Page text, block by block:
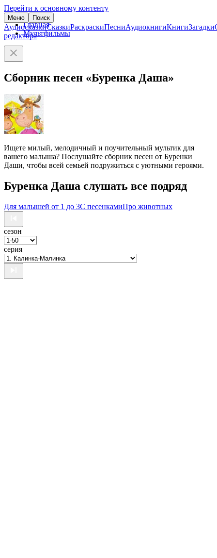
Перейти к основному контенту
Меню Поиск
АудиосказкиСказкиРаскраскиПесниАудиокнигиКнигиЗагадки
редактора
Главная
Мультфильмы
Сборник песен «Буренка Даша»
Ищете милый, мелодичный и поучительный мультик для
вашего малыша? Послушайте сборник песен от Буренки
Даши, чтобы всей семьей подружиться с уютными героями.
Буренка Даша слушать все подряд
Для малышей от 1 до 3С песенкамиПро животных
сезон
серия